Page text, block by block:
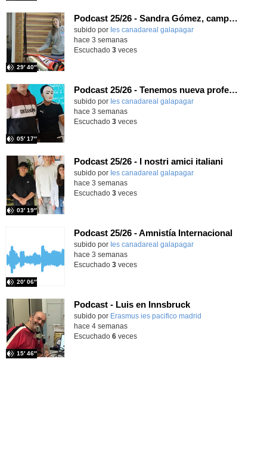
Podcast 25/26 - Sandra Gómez, campeona de Enduro
subido por Ies canadareal galapagar
29′ 40″
-
hace 3 semanas
Escuchado 3veces
Podcast 25/26 - Tenemos nueva profesora de Griego ¿Conoces a María Eugenia?
subido por Ies canadareal galapagar
05′ 17″
-
hace 3 semanas
Escuchado 3veces
Podcast 25/26 - I nostri amici italiani
subido por Ies canadareal galapagar
03′ 19″
-
hace 3 semanas
Escuchado 3veces
Podcast 25/26 - Amnistía Internacional
subido por Ies canadareal galapagar
20′ 06″
-
hace 3 semanas
Escuchado 3veces
Podcast - Luis en Innsbruck
subido por Erasmus ies pacifico madrid
15′ 46″
hace 4 semanas
Escuchado 6veces